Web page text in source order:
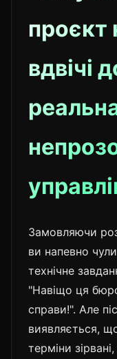
проєкт
вдвічі
Замовляючи
ви напевно
технічне
"Навіщо ця
справи!". Але
виявляється,
терміни